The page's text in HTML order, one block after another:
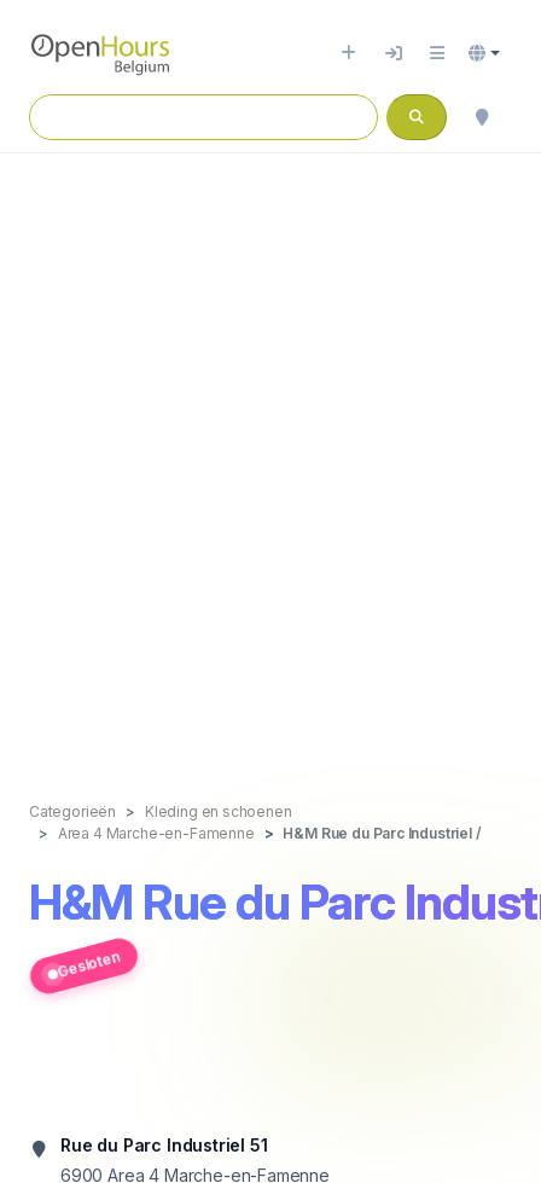
Categorieën
Kleding en schoenen
Area 4 Marche-en-Famenne
H&M Rue du Parc Industriel /
H&M Rue du Parc
Gesloten
Rue du Parc Industriel 51
6900 Area 4 Marche-en-Famenne